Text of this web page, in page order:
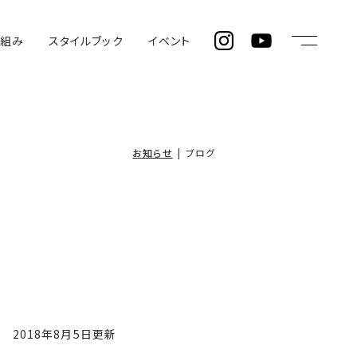
み スタイルブック イベント
お知らせ ブログ
2018年8月5日更新